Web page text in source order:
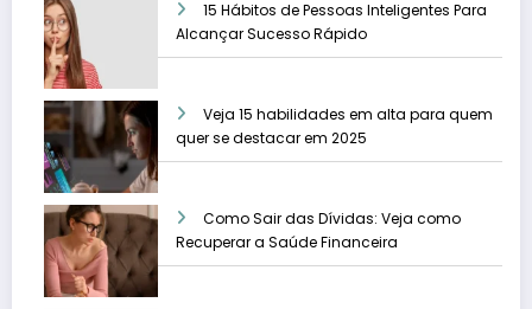
15 Hábitos de Pessoas Inteligentes Para
Alcançar Sucesso Rápido
Veja 15 habilidades em alta para quem
quer se destacar em 2025
Como Sair das Dívidas: Veja como
Recuperar a Saúde Financeira